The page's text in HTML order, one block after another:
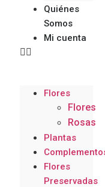
Quiénes
Somos
Mi cuenta
Flores
Flores
Rosas
Plantas
Flores
Preservadas